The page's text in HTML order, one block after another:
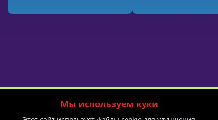
Пользовательское соглашение
Мы используем куки